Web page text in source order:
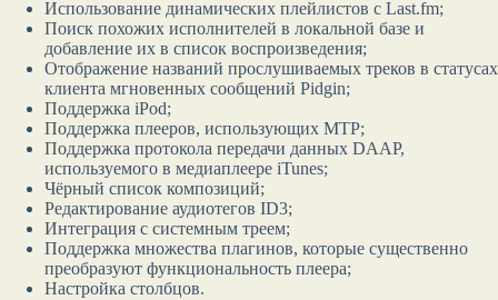
Использование динамических плейлистов с Last.fm;
Поиск похожих исполнителей в локальной базе и
добавление их в список воспроизведения;
Отображение названий прослушиваемых треков в статусах
клиента мгновенных сообщений Pidgin;
Поддержка iPod;
Поддержка плееров, использующих MTP;
Поддержка протокола передачи данных DAAP,
используемого в медиаплеере iTunes;
Чёрный список композиций;
Редактирование аудиотегов ID3;
Интеграция с системным треем;
Поддержка множества плагинов, которые существенно
преобразуют функциональность плеера;
Настройка столбцов.